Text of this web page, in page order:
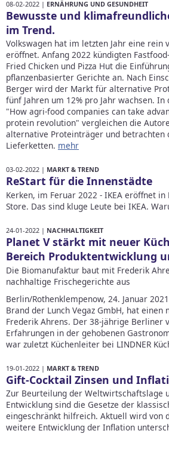
08-02-2022 | ERNÄHRUNG UND GESUNDHEIT
Bewusste und
im Trend.
Volkswagen hat im letzten Jahr eine rein
eröffnet. Anfang 2022 kündigten
Fried Chicken und Pizza Hut die
pflanzenbasierter Gerichte an. Nach
Berger wird der Markt für alternative
fünf Jahren um 12% pro Jahr wachsen.
"How agri-food companies can take
protein revolution" vergleichen die
alternative Proteinträger und betrachten
Lieferketten. mehr
03-02-2022 | MARKT & TREND
ReStart für die Innenstädte
Kerken, im Feruar 2022 - IKEA eröffnet in
Store. Das sind kluge Leute bei IKEA.
24-01-2022 | NACHHALTIGKEIT
Planet V stärkt mit neuer
Bereich Produktentwicklung
Die Biomanufaktur baut mit Frederik
nachhaltige Frischegerichte aus
Berlin/Rothenklempenow, 24. Januar
Brand der Lunch Vegaz GmbH, hat einen
Frederik Ahrens. Der 38-jährige Berliner
Erfahrungen in der gehobenen
war zuletzt Küchenleiter bei LINDNER
19-01-2022 | MARKT & TREND
Gift-Cocktail Zinsen und
Zur Beurteilung der Weltwirtschaftslage
Entwicklung sind die Gesetze der
eingeschränkt hilfreich. Aktuell wird von
weitere Entwicklung der Inflation